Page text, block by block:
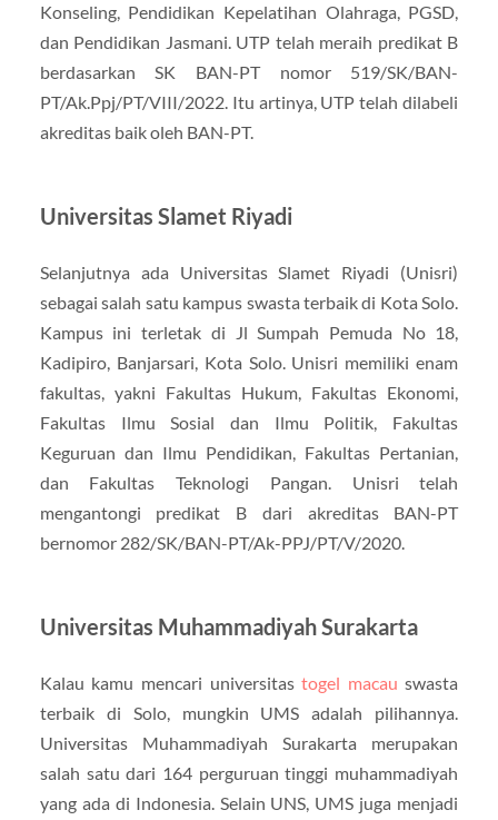
Konseling, Pendidikan Kepelatihan Olahraga, PGSD,
dan Pendidikan Jasmani. UTP telah meraih predikat B
berdasarkan SK BAN-PT nomor 519/SK/BAN-
PT/Ak.Ppj/PT/VIII/2022. Itu artinya, UTP telah dilabeli
akreditas baik oleh BAN-PT.
Universitas Slamet Riyadi
Selanjutnya ada Universitas Slamet Riyadi (Unisri)
sebagai salah satu kampus swasta terbaik di Kota Solo.
Kampus ini terletak di Jl Sumpah Pemuda No 18,
Kadipiro, Banjarsari, Kota Solo. Unisri memiliki enam
fakultas, yakni Fakultas Hukum, Fakultas Ekonomi,
Fakultas Ilmu Sosial dan Ilmu Politik, Fakultas
Keguruan dan Ilmu Pendidikan, Fakultas Pertanian,
dan Fakultas Teknologi Pangan. Unisri telah
mengantongi predikat B dari akreditas BAN-PT
bernomor 282/SK/BAN-PT/Ak-PPJ/PT/V/2020.
Universitas Muhammadiyah Surakarta
Kalau kamu mencari universitastogel macau swasta
terbaik di Solo, mungkin UMS adalah pilihannya.
Universitas Muhammadiyah Surakarta merupakan
salah satu dari 164 perguruan tinggi muhammadiyah
yang ada di Indonesia. Selain UNS, UMS juga menjadi